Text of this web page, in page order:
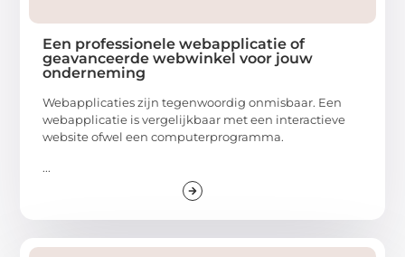
Een professionele webapplicatie of
geavanceerde webwinkel voor jouw
onderneming
Webapplicaties zijn tegenwoordig onmisbaar. Een
webapplicatie is vergelijkbaar met een interactieve
website ofwel een computerprogramma.
...